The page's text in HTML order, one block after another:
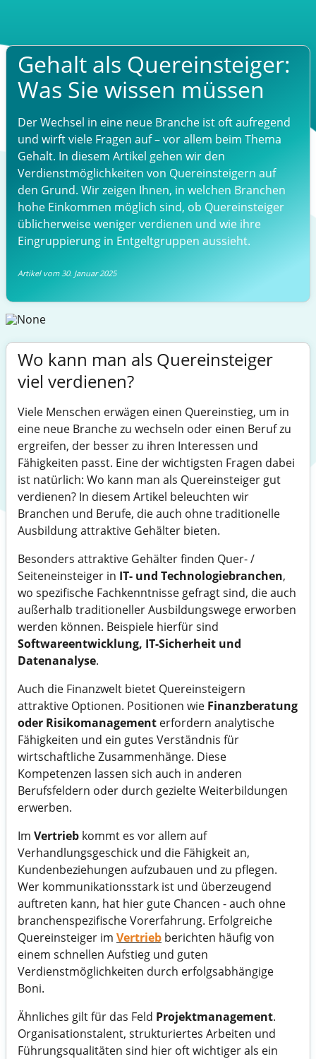
Gehalt als Quereinsteiger:
Was Sie wissen müssen
Der Wechsel in eine neue Branche ist oft aufregend
und wirft viele Fragen auf – vor allem beim Thema
Gehalt. In diesem Artikel gehen wir den
Verdienstmöglichkeiten von Quereinsteigern auf
den Grund. Wir zeigen Ihnen, in welchen Branchen
hohe Einkommen möglich sind, ob Quereinsteiger
üblicherweise weniger verdienen und wie ihre
Eingruppierung in Entgeltgruppen aussieht.
Artikel vom 30. Januar 2025
Wo kann man als Quereinsteiger
viel verdienen?
Viele Menschen erwägen einen Quereinstieg, um in
eine neue Branche zu wechseln oder einen Beruf zu
ergreifen, der besser zu ihren Interessen und
Fähigkeiten passt. Eine der wichtigsten Fragen dabei
ist natürlich: Wo kann man als Quereinsteiger gut
verdienen? In diesem Artikel beleuchten wir
Branchen und Berufe, die auch ohne traditionelle
Ausbildung attraktive Gehälter bieten.
Besonders attraktive Gehälter finden Quer- /
Seiteneinsteiger in IT- und Technologiebranchen,
wo spezifische Fachkenntnisse gefragt sind, die auch
außerhalb traditioneller Ausbildungswege erworben
werden können. Beispiele hierfür sind
Softwareentwicklung, IT-Sicherheit und
Datenanalyse.
Auch die Finanzwelt bietet Quereinsteigern
attraktive Optionen. Positionen wie Finanzberatung
oder Risikomanagement erfordern analytische
Fähigkeiten und ein gutes Verständnis für
wirtschaftliche Zusammenhänge. Diese
Kompetenzen lassen sich auch in anderen
Berufsfeldern oder durch gezielte Weiterbildungen
erwerben.
Im Vertrieb kommt es vor allem auf
Verhandlungsgeschick und die Fähigkeit an,
Kundenbeziehungen aufzubauen und zu pflegen.
Wer kommunikationsstark ist und überzeugend
auftreten kann, hat hier gute Chancen - auch ohne
branchenspezifische Vorerfahrung. Erfolgreiche
Quereinsteiger im Vertrieb berichten häufig von
einem schnellen Aufstieg und guten
Verdienstmöglichkeiten durch erfolgsabhängige
Boni.
Ähnliches gilt für das Feld Projektmanagement.
Organisationstalent, strukturiertes Arbeiten und
Führungsqualitäten sind hier oft wichtiger als ein